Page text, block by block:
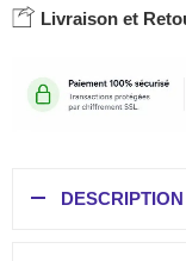
Livraison et
DESCRIPTION